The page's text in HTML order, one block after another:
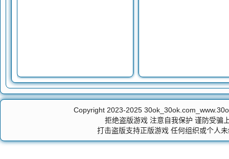
Copyright 2023-2025
拒绝盗版游戏 注意自我保护 谨防受骗
打击盗版支持正版游戏 任何组织或个人